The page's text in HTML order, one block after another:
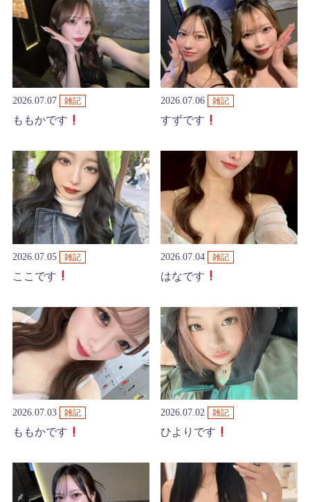
2026.07.07 雑記
ももかです
2026.07.06 雑記
すずです
2026.07.05 雑記
ここです
2026.07.04 雑記
はなです
2026.07.03 雑記
ももかです
2026.07.02 雑記
ひよりです